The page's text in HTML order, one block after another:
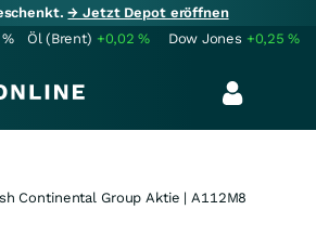
→ Jetzt Depot eröffnen
% Öl (Brent) +0,02% Dow Jones +0,25%
Continental Group Aktie | A112M8